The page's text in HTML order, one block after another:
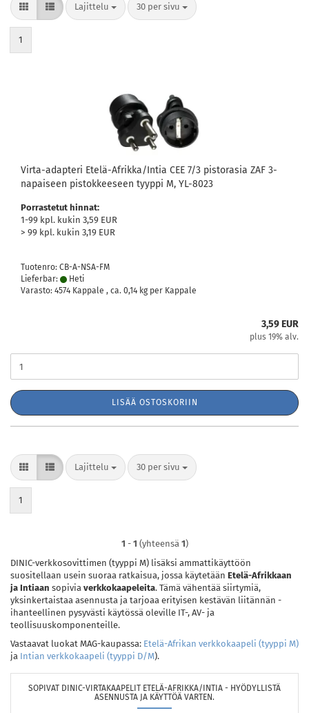
Lajittelu
Lajittelu 30 per sivu
per sivu
1
Virta-adapteri Etelä-Afrikka/Intia CEE 7/3 pistorasia ZAF 3-
napaiseen pistokkeeseen tyyppi M, YL-8023
Porrastetut hinnat:
1-99 kpl. kukin 3,59 EUR
> 99 kpl. kukin 3,19 EUR
Tuotenro: CB-A-NSA-FM
Lieferbar:
Heti
Varasto: 4574 Kappale , ca. 0,14 kg per Kappale
3,59 EUR
plus 19% alv.
LISÄÄ OSTOSKORIIN
Lajittelu
Lajittelu 30 per sivu
per sivu
1
1 - 1 (yhteensä 1)
DINIC-verkkosovittimen (tyyppi M) lisäksi ammattikäyttöön
suositellaan usein suoraa ratkaisua, jossa käytetään Etelä-Afrikkaan
ja Intiaan sopivia verkkokaapeleita. Tämä vähentää siirtymiä,
yksinkertaistaa asennusta ja tarjoaa erityisen kestävän liitännän -
ihanteellinen pysyvästi käytössä oleville IT-, AV- ja
teollisuuskomponenteille.
Vastaavat luokat MAG-kaupassa: Etelä-Afrikan verkkokaapeli (tyyppi M)
ja Intian verkkokaapeli (tyyppi D/M).
SOPIVAT DINIC-VIRTAKAAPELIT ETELÄ-AFRIKKA/INTIA - HYÖDYLLISTÄ
ASENNUSTA JA KÄYTTÖÄ VARTEN.